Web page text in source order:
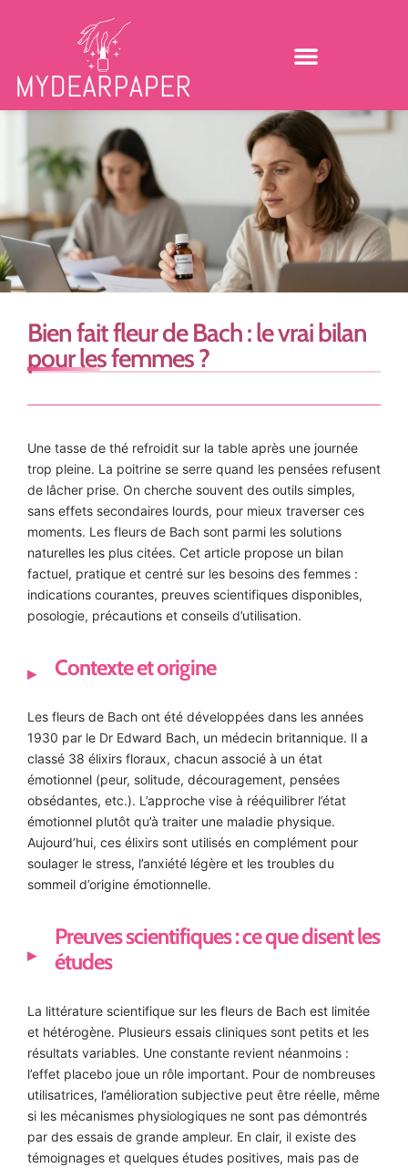
Bien fait fleur de Bach : le vrai bilan
pour les femmes ?
Une tasse de thé refroidit sur la table après une journée
trop pleine. La poitrine se serre quand les pensées refusent
de lâcher prise. On cherche souvent des outils simples,
sans effets secondaires lourds, pour mieux traverser ces
moments. Les fleurs de Bach sont parmi les solutions
naturelles les plus citées. Cet article propose un bilan
factuel, pratique et centré sur les besoins des femmes :
indications courantes, preuves scientifiques disponibles,
posologie, précautions et conseils d’utilisation.
Contexte et origine
Les fleurs de Bach ont été développées dans les années
1930 par le Dr Edward Bach, un médecin britannique. Il a
classé 38 élixirs floraux, chacun associé à un état
émotionnel (peur, solitude, découragement, pensées
obsédantes, etc.). L’approche vise à rééquilibrer l’état
émotionnel plutôt qu’à traiter une maladie physique.
Aujourd’hui, ces élixirs sont utilisés en complément pour
soulager le stress, l’anxiété légère et les troubles du
sommeil d’origine émotionnelle.
Preuves scientifiques : ce que disent les
études
La littérature scientifique sur les fleurs de Bach est limitée
et hétérogène. Plusieurs essais cliniques sont petits et les
résultats variables. Une constante revient néanmoins :
l’effet placebo joue un rôle important. Pour de nombreuses
utilisatrices, l’amélioration subjective peut être réelle, même
si les mécanismes physiologiques ne sont pas démontrés
par des essais de grande ampleur. En clair, il existe des
témoignages et quelques études positives, mais pas de